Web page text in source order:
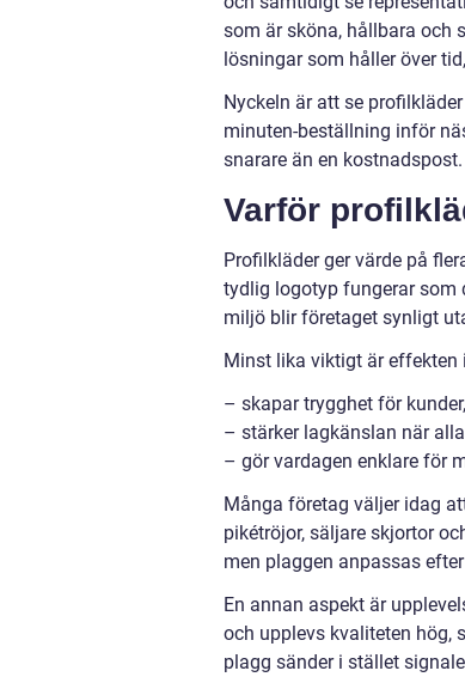
som är sköna, hållbara och
lösningar som håller över
Nyckeln är att se
minuten-beställning inför
snarare än en kostnadspost.
Varför
Profilkläder ger värde på
tydlig logotyp fungerar som
miljö blir företaget synligt
Minst lika viktigt är effekten
– skapar trygghet för
– stärker lagkänslan när
– gör vardagen enklare för
Många företag väljer idag
pikétröjor, säljare skjortor
men plaggen anpassas
En annan aspekt är
och upplevs kvaliteten hög,
plagg sänder i stället